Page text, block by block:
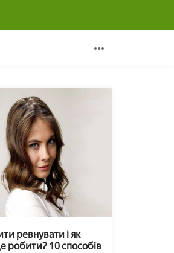
ревнувати і як
робити? 10 способів